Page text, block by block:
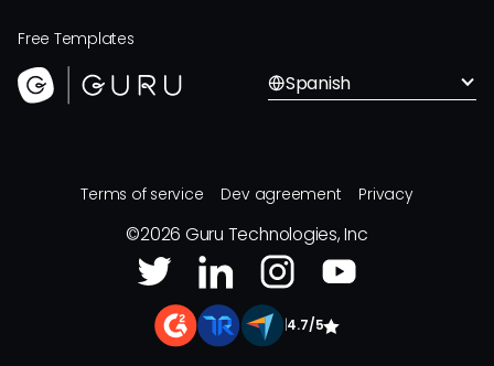
Free Templates
Spanish
Terms of service Dev agreement Privacy
©2026 Guru Technologies, Inc
4.7/5